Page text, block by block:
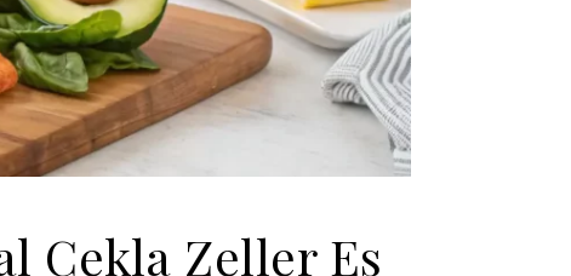
Cekla Zeller Es